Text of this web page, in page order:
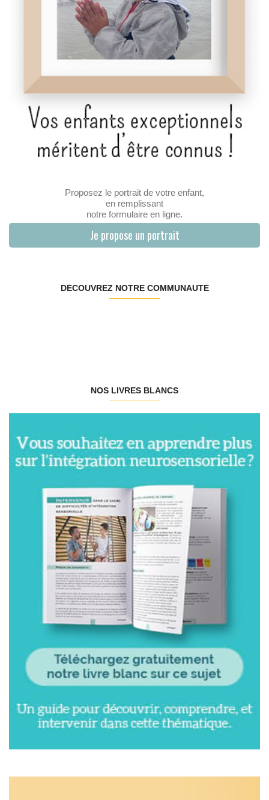
Proposez le portrait de votre enfant,
en remplissant
notre formulaire en ligne.
Je propose un portrait
DÉCOUVREZ NOTRE COMMUNAUTÉ
NOS LIVRES BLANCS